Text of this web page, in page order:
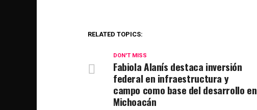
RELATED TOPICS:
DON'T MISS
Fabiola Alanís destaca inversión
federal en infraestructura y
campo como base del desarrollo en
Michoacán